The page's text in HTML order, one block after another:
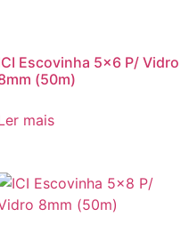
Escovinha 5×6 P/ Vidro
(50m)
mais